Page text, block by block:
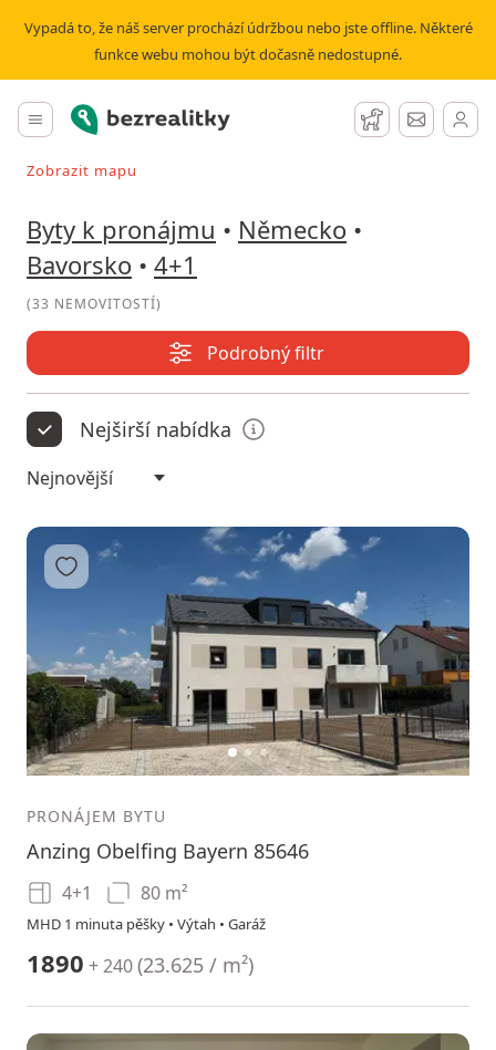
Vypadá to, že náš server prochází údržbou nebo jste offline. Některé
funkce webu mohou být dočasně nedostupné.
Hlavní menu
Bezrealitky Hlídací pes
Zprávy
Vyhledávat při pohybu v mapě
Zobrazit mapu
Byty k pronájmu • Německo •
Bavorsko • 4+1
(33 NEMOVITOSTÍ)
Podrobný filtr
Nejširší nabídka
12 3
Přidat do oblíbených
PRONÁJEM BYTU
Anzing Obelfing Bayern 85646
4+1 80 m²
MHD 1 minuta pěšky • Výtah • Garáž
1890 + 240(23.625 / m²)